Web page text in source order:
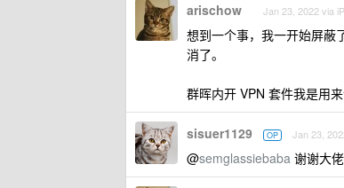
arischow Jan 23, 2022 via
想到一个事，我一开始屏蔽
消了。
群晖内开 VPN 套件我是用
sisuer1129 OP Jan 23,
@semglassiebaba 谢谢大